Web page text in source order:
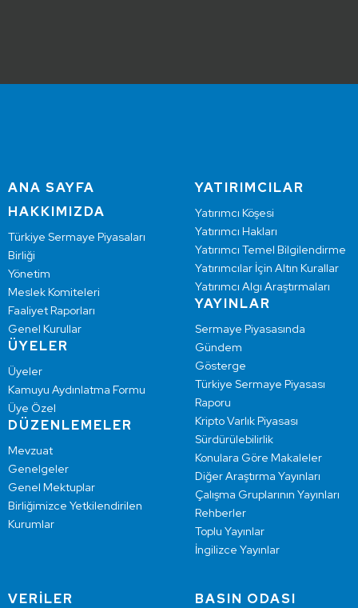
ANA SAYFA
HAKKIMIZDA
Türkiye Sermaye Piyasaları
Birliği
Yönetim
Meslek Komiteleri
Faaliyet Raporları
Genel Kurullar
ÜYELER
Üyeler
Kamuyu Aydınlatma Formu
Üye Özel
DÜZENLEMELER
Mevzuat
Genelgeler
Genel Mektuplar
Birliğimizce Yetkilendirilen
Kurumlar
YATIRIMCILAR
Yatırımcı Köşesi
Yatırımcı Hakları
Yatırımcı Temel Bilgilendirme
Yatırımcılar İçin Altın Kurallar
Yatırımcı Algı Araştırmaları
YAYINLAR
Sermaye Piyasasında
Gündem
Gösterge
Türkiye Sermaye Piyasası
Raporu
Kripto Varlık Piyasası
Sürdürülebilirlik
Konulara Göre Makaleler
Diğer Araştırma Yayınları
Çalışma Gruplarının Yayınları
Rehberler
Toplu Yayınlar
İngilizce Yayınlar
VERİLER BASIN ODASI